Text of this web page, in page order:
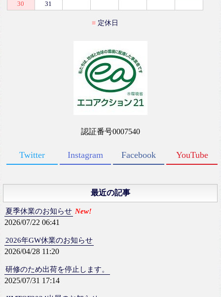
30
31
定休日
認証番号0007540
Twitter Instagram Facebook YouTube
最近の記事
夏季休業のお知らせ New!
2026/07/22 06:41
2026年GW休業のお知らせ
2026/04/28 11:20
研修のため出荷を停止します。
2025/07/31 17:14